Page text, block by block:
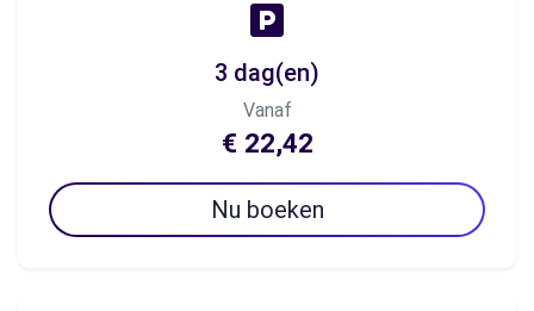
3 dag(en)
Vanaf
€ 22,42
Nu boeken